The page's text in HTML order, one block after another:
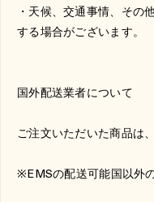
・天候、交通事情、その
する場合がございます。
国外配送業者について
ご注文いただいた商品は、
※EMSの配送可能国以外